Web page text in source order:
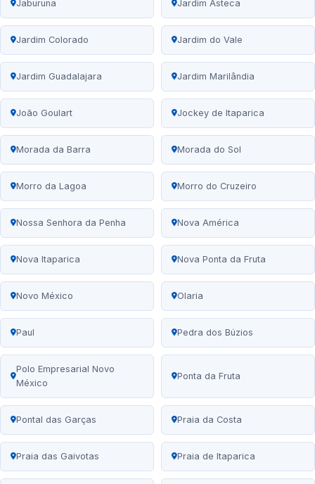
Jaburuna Jardim Asteca
Jardim Colorado Jardim do Vale
Jardim Guadalajara Jardim Marilândia
João Goulart Jockey de Itaparica
Morada da Barra Morada do Sol
Morro da Lagoa Morro do Cruzeiro
Nossa Senhora da Penha Nova América
Nova Itaparica Nova Ponta da Fruta
Novo México Olaria
Paul Pedra dos Búzios
Polo Empresarial Novo
México
Ponta da Fruta
Pontal das Garças Praia da Costa
Praia das Gaivotas Praia de Itaparica